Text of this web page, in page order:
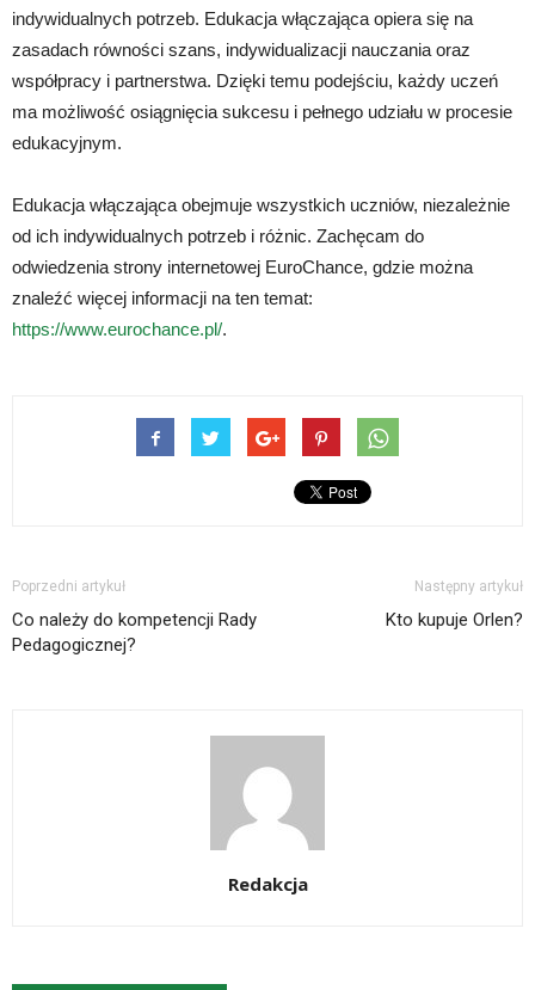
indywidualnych potrzeb. Edukacja włączająca opiera się na
zasadach równości szans, indywidualizacji nauczania oraz
współpracy i partnerstwa. Dzięki temu podejściu, każdy uczeń
ma możliwość osiągnięcia sukcesu i pełnego udziału w procesie
edukacyjnym.
Edukacja włączająca obejmuje wszystkich uczniów, niezależnie
od ich indywidualnych potrzeb i różnic. Zachęcam do
odwiedzenia strony internetowej EuroChance, gdzie można
znaleźć więcej informacji na ten temat:
https://www.eurochance.pl/.
Poprzedni artykuł
Co należy do kompetencji Rady
Pedagogicznej?
Następny artykuł
Kto kupuje Orlen?
Redakcja